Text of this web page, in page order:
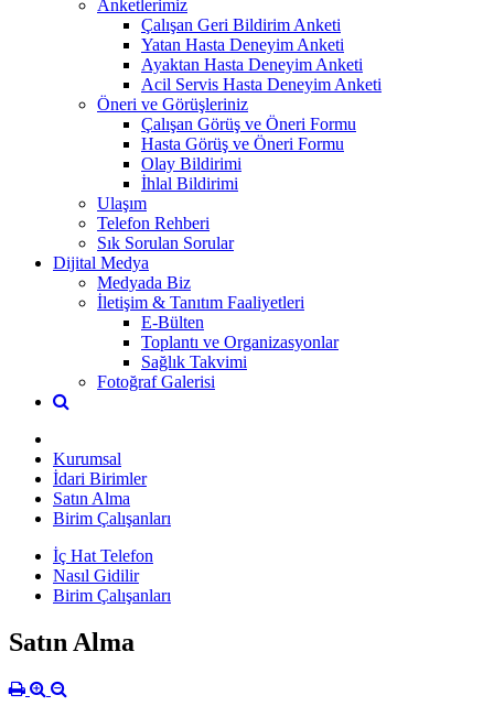
Anketlerimiz
Çalışan Geri Bildirim Anketi
Yatan Hasta Deneyim Anketi
Ayaktan Hasta Deneyim Anketi
Acil Servis Hasta Deneyim Anketi
Öneri ve Görüşleriniz
Çalışan Görüş ve Öneri Formu
Hasta Görüş ve Öneri Formu
Olay Bildirimi
İhlal Bildirimi
Ulaşım
Telefon Rehberi
Sık Sorulan Sorular
Dijital Medya
Medyada Biz
İletişim & Tanıtım Faaliyetleri
E-Bülten
Toplantı ve Organizasyonlar
Sağlık Takvimi
Fotoğraf Galerisi
Kurumsal
İdari Birimler
Satın Alma
Birim Çalışanları
İç Hat Telefon
Nasıl Gidilir
Birim Çalışanları
Satın Alma